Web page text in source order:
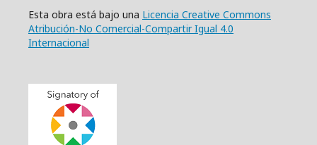
Esta obra está bajo una Licencia Creative Commons
Atribución-No Comercial-Compartir Igual 4.0
Internacional